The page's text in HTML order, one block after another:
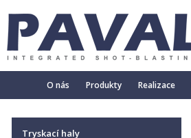
O nás Produkty Realizace
Tryskací haly